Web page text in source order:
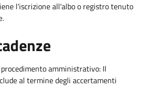
l'iscrizione all'albo o registro tenuto
amministrativo: Il
al termine degli accertamenti